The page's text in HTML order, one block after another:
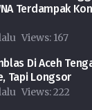
Terdampak
Views: 167
Di Aceh
Tapi Longsor
Views:222